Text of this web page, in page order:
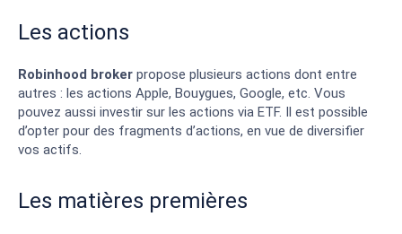
Les actions
Robinhood broker propose plusieurs actions dont entre
autres : les actions Apple, Bouygues, Google, etc. Vous
pouvez aussi investir sur les actions via ETF. Il est possible
d’opter pour des fragments d’actions, en vue de diversifier
vos actifs.
Les matières premières